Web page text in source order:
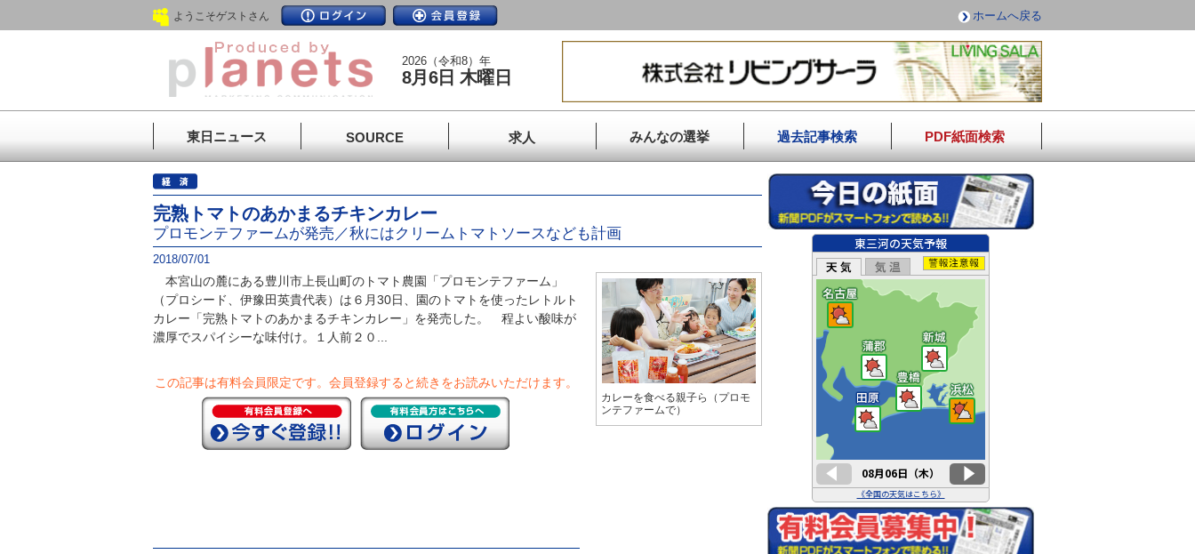
ようこそゲストさん ホームへ戻る
2026（令和8）年
8月6日 木曜日
東日ニュース SOURCE 求人 みんなの選挙 過去記事検索 PDF紙面検索
完熟トマトのあかまるチキンカレー
プロモンテファームが発売／秋にはクリームトマトソースなども計画
2018/07/01
本宮山の麓にある豊川市上長山町のトマト農園「プロモンテファーム」
（プロシード、伊豫田英貴代表）は６月30日、園のトマトを使ったレトルト
カレー「完熟トマトのあかまるチキンカレー」を発売した。 程よい酸味が
濃厚でスパイシーな味付け。１人前２０...
この記事は有料会員限定です。 会員登録すると続きをお読みいただけます。
カレーを食べる親子ら（プロモ
ンテファームで）